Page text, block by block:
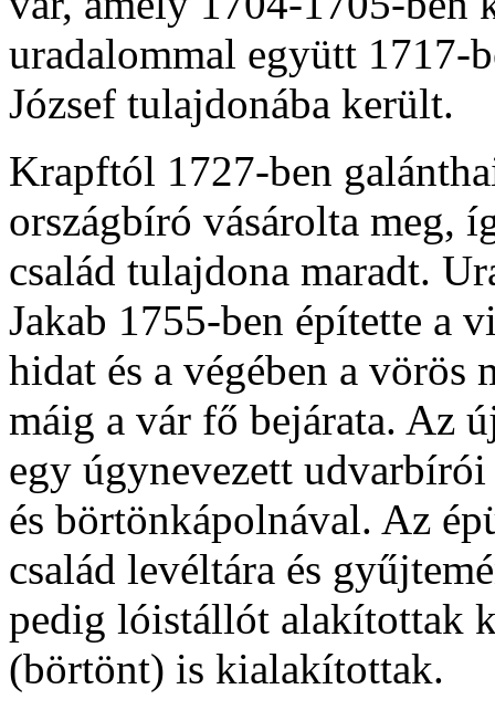
uradalommal együtt 1717-
József tulajdonába került.
Krapftól 1727-ben
országbíró vásárolta meg,
család tulajdona maradt.
Jakab 1755-ben építette a
hidat és a végében a vörös
máig a vár fő bejárata. Az
egy úgynevezett
és börtönkápolnával. Az
család levéltára és
pedig lóistállót alakítottak
(börtönt) is kialakítottak.